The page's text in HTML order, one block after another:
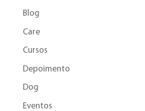
Blog
Care
Cursos
Depoimento
Dog
Eventos